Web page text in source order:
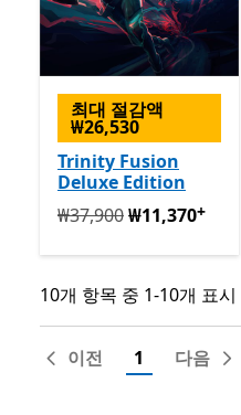
최대 절감액
₩26,530
Trinity Fusion
Deluxe Edition
원래 ₩37,900 지금
₩37,900₩11,370+
10개 항목 중 1-10개 표시
10개 항목 중 1-10개 표시
이전 1 다음